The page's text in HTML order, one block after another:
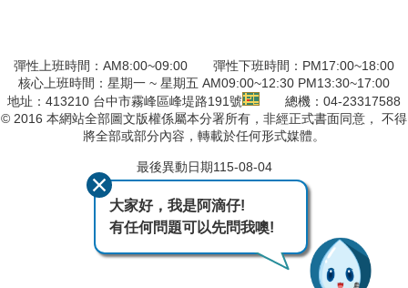
彈性上班時間：AM8:00~09:00 彈性下班時間：PM17:00~18:00
核心上班時間：星期一 ~ 星期五 AM09:00~12:30 PM13:30~17:00
地址：413210 台中市霧峰區峰堤路191號
總機：04-23317588
© 2016 本網站全部圖文版權係屬本分署所有，非經正式書面同意， 不得
將全部或部分內容，轉載於任何形式媒體。
最後異動日期115-08-04
大家好，我是阿滴仔!
有任何問題可以先問我噢!